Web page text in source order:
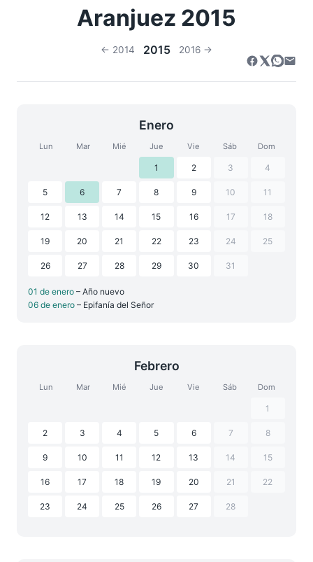
Aranjuez 2015
← 2014 2015 2016 →
Enero
Lun Mar Mié Jue Vie Sáb Dom
1 2 3 4
5 6 7 8 9 10 11
12 13 14 15 16 17 18
19 20 21 22 23 24 25
26 27 28 29 30 31
01 de enero – Año nuevo
06 de enero – Epifanía del Señor
Febrero
Lun Mar Mié Jue Vie Sáb Dom
1
2 3 4 5 6 7 8
9 10 11 12 13 14 15
16 17 18 19 20 21 22
23 24 25 26 27 28